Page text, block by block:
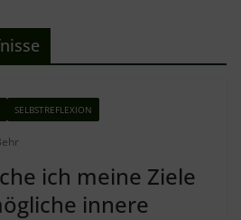
SELBSTREFLEXION
ich meine Ziele
innere